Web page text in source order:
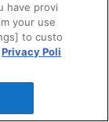
have provi
your use
to custo
Privacy Poli